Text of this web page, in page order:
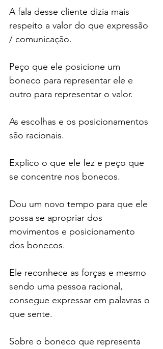
A fala desse cliente dizia mais
respeito a valor do que expressão
/ comunicação.
Peço que ele posicione um
boneco para representar ele e
outro para representar o valor.
As escolhas e os posicionamentos
são racionais.
Explico o que ele fez e peço que
se concentre nos bonecos.
Dou um novo tempo para que ele
possa se apropriar dos
movimentos e posicionamento
dos bonecos.
Ele reconhece as forças e mesmo
sendo uma pessoa racional,
consegue expressar em palavras o
que sente.
Sobre o boneco que representa